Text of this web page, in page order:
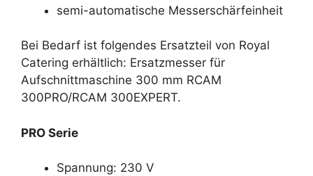
semi-automatische Messerschärfeinheit
Bei Bedarf ist folgendes Ersatzteil von Royal
Catering erhältlich: Ersatzmesser für
Aufschnittmaschine 300 mm RCAM
300PRO/RCAM 300EXPERT.
PRO Serie
Spannung: 230 V